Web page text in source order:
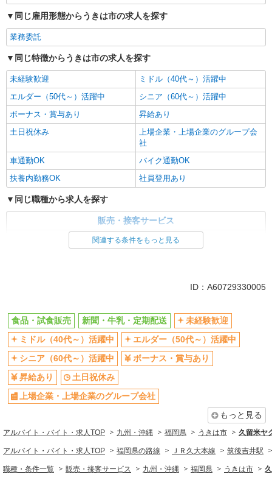
同じ雇用形態からうきは市の求人を探す
業務委託
同じ特徴からうきは市の求人を探す
未経験歓迎
ミドル（40代～）活躍中
エルダー（50代～）活躍中
シニア（60代～）活躍中
ボーナス・賞与あり
昇給あり
土日祝休み
上場企業・上場企業のグループ会
社
車通勤OK
バイク通勤OK
扶養内勤務OK
社員登用あり
同じ職種から求人を探す
販売・接客サービス
ボーナス・賞与あり
土日祝休み
上場企業・上場企業のグループ会
社
車通勤OK
扶養内勤務OK 社員登用あり
関連する条件をもっと見る
ID：A60729330005
食品・試食販売 新聞・牛乳・定期配送
未経験歓迎
ミドル（40代～）活躍中
エルダー（50代～）活躍中
シニア（60代～）活躍中
ボーナス・賞与あり
昇給あり
土日祝休み
上場企業・上場企業のグループ会社
もっと見る
アルバイト・バイト・求人TOP 九州・沖縄 福岡県 うきは市 久留米ヤ
アルバイト・バイト・求人TOP 福岡県の路線 ＪＲ久大本線 筑後吉井駅
職種・条件一覧 販売・接客サービス 九州・沖縄 福岡県 うきは市